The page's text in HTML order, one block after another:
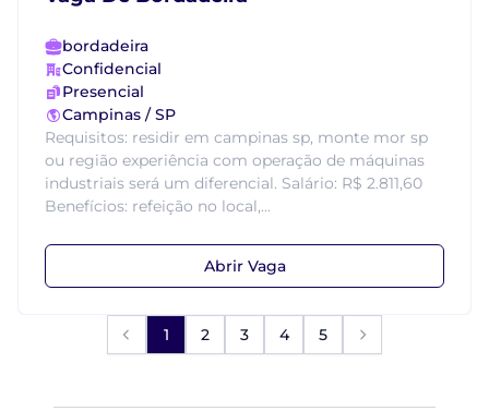
bordadeira
Confidencial
Presencial
Campinas / SP
Requisitos: residir em campinas sp, monte mor sp
ou região experiência com operação de máquinas
industriais será um diferencial. Salário: R$ 2.811,60
Benefícios: refeição no local,...
Abrir Vaga
1 2 3 4 5